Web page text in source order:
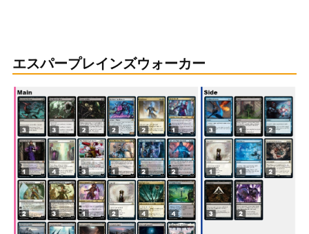
エスパープレインズウォーカー